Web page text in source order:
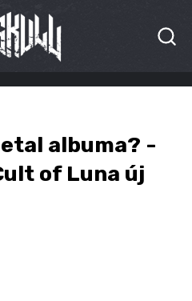
albuma? -
of Luna új